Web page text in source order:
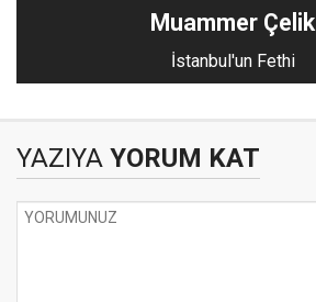
Muammer Çelik
İstanbul'un Fethi
YAZIYA YORUM KAT